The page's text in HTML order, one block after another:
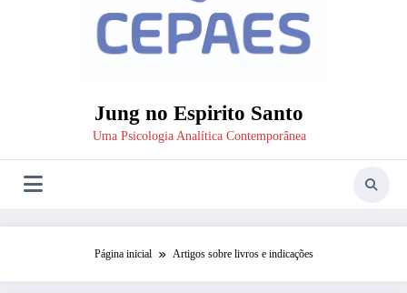
Jung no Espirito Santo
Uma Psicologia Analítica Contemporânea
Página inicial Artigos sobre livros e indicações